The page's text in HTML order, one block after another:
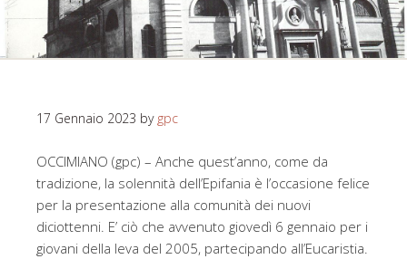
17 Gennaio 2023 by gpc
OCCIMIANO (gpc) – Anche quest’anno, come da
tradizione, la solennità dell’Epifania è l’occasione felice
per la presentazione alla comunità dei nuovi
diciottenni. E’ ciò che avvenuto giovedì 6 gennaio per i
giovani della leva del 2005, partecipando all’Eucaristia.